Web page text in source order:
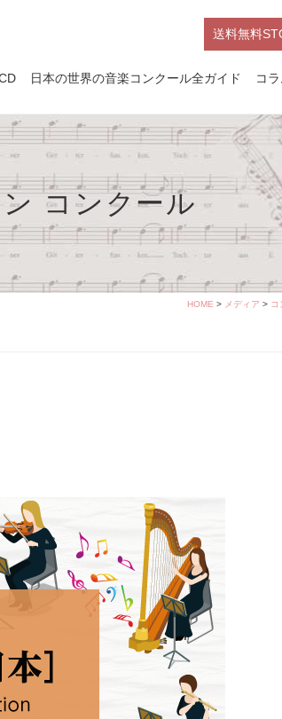
送料無料
日本の世界の音楽コンクール全ガイド コラ
コンクール
HOME > メディア > コ